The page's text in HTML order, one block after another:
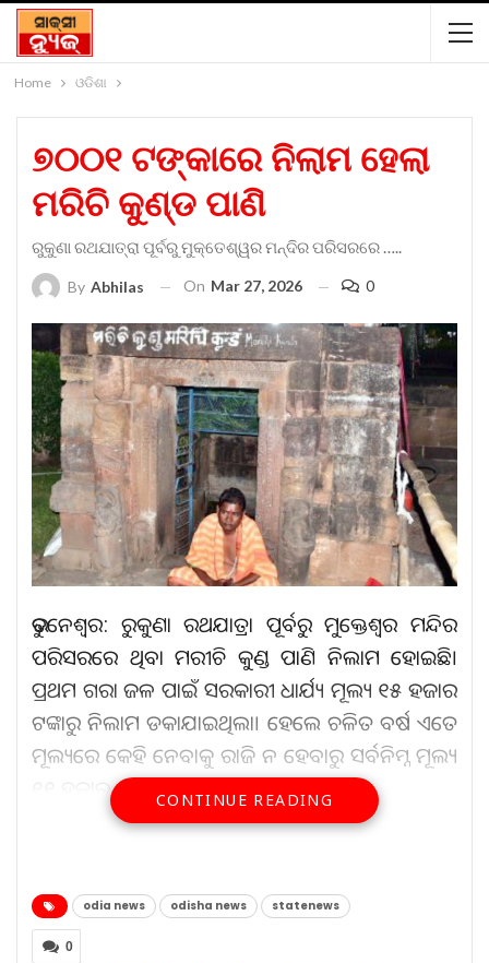
Home ଓଡିଶା
୭୦୦୧ ଟଙ୍କାରେ ନିଲାମ ହେଲା
ମରିଚି କୁଣ୍ଡ ପାଣି
ରୁକୁଣା ରଥଯାତ୍ରା ପୂର୍ବରୁ ମୁକ୍ତେଶ୍ୱର ମନ୍ଦିର ପରିସରରେ …..
By Abhilas On Mar 27, 2026 0
ଭୁବନେଶ୍ୱର: ରୁକୁଣା ରଥଯାତ୍ରା ପୂର୍ବରୁ ମୁକ୍ତେଶ୍ୱର ମନ୍ଦିର
ପରିସରରେ ଥିବା ମରୀଚି କୁଣ୍ଡ ପାଣି ନିଲାମ ହୋଇଛି।
ପ୍ରଥମ ଗରା ଜଳ ପାଇଁ ସରକାରୀ ଧାର୍ଯ୍ୟ ମୂଲ୍ୟ ୧୫ ହଜାର
ଟଙ୍କାରୁ ନିଲାମ ଡକାଯାଇଥିଲା। ହେଲେ ଚଳିତ ବର୍ଷ ଏତେ
ମୂଲ୍ୟରେ କେହି ନେବାକୁ ରାଜି ନ ହେବାରୁ ସର୍ବନିମ୍ନ ମୂଲ୍ୟ
୧୧ ହଜାର ଟଙ୍କାକୁ ହ୍ରାସ କରାଯାଇଥିଲା।
ଘର ଦେବେ ସଲମାନ ଘର ଦେବେ
CONTINUE READING
odia news odisha news statenews
0